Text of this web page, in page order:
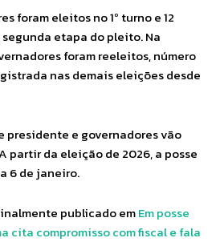
foram eleitos no 1º turno e 12
etapa do pleito. Na
foram reeleitos, número
nas demais eleições desde
presidente e governadores vão
partir da eleição de 2026, a posse
6 de janeiro.
publicado emEm posse
cita compromisso com fiscal e fala